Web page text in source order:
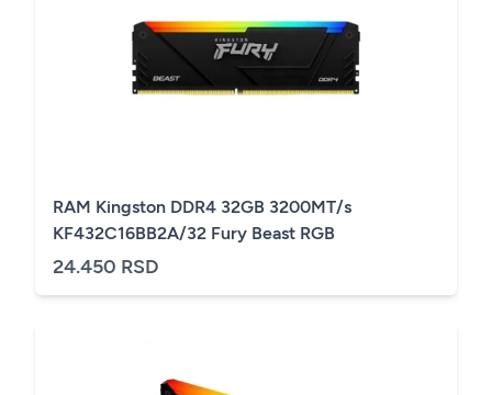
RAM Kingston DDR4 32GB 3200MT/s
KF432C16BB2A/32 Fury Beast RGB
24.450 RSD